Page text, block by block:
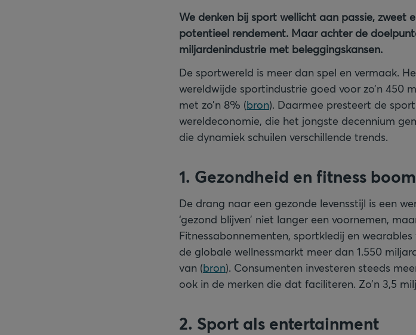
We denken bij sport wellicht aan passie, zweet
potentieel rendement. Maar achter de
miljardenindustrie met beleggingskansen.
De sportwereld is meer dan spel en vermaak.
wereldwijde sportindustrie goed voor zo’n 450
met zo’n 8% (bron). Daarmee presteert de
wereldeconomie, die het jongste decennium
die dynamiek schuilen verschillende trends.
1. Gezondheid en fitness
De drang naar een gezonde levensstijl is een
‘gezond blijven’ niet langer een voornemen,
Fitnessabonnementen, sportkledij en
de globale wellnessmarkt meer dan 1.550
van (bron). Consumenten investeren steeds
ook in de merken die dat faciliteren. Zo’n 3,5
2. Sport als entertainment